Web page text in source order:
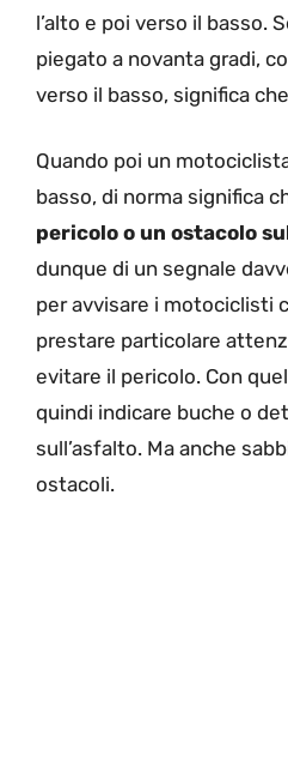
l’alto e poi verso il basso.
piegato a novanta gradi,
verso il basso, significa
Quando poi un
basso, di norma significa
pericolo o un ostacolo
dunque di un segnale
per avvisare i motociclisti
prestare particolare
evitare il pericolo. Con
quindi indicare buche o
sull’asfalto. Ma anche
ostacoli.